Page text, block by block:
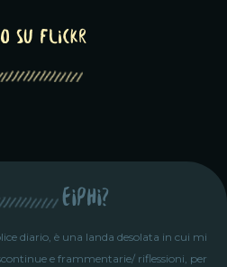
su Flickr
eiphi?
diario, è una landa desolata in cui mi
e frammentarie/ riflessioni, per